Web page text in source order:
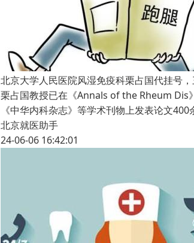
北京大学人民医院风湿免疫科栗占国代挂号
栗占国教授已在《Annals of the Rheum
《中华内科杂志》等学术刊物上发表论文400
北京就医助手
24-06-06 16:42:01